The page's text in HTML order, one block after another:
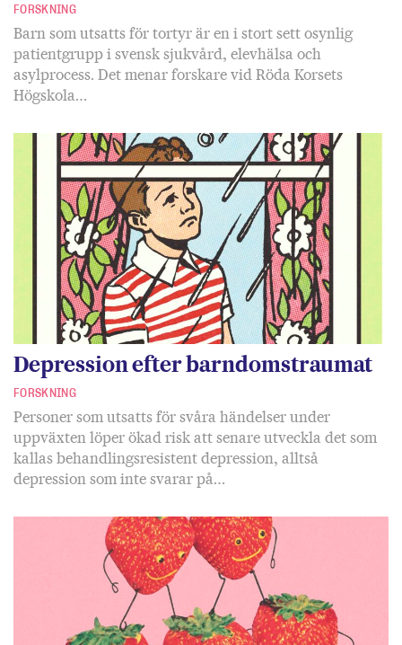
FORSKNING
Barn som utsatts för tortyr är en i stort sett osynlig
patientgrupp i svensk sjukvård, elevhälsa och
asylprocess. Det menar forskare vid Röda Korsets
Högskola…
Depression efter barndomstraumat
FORSKNING
Personer som utsatts för svåra händelser under
uppväxten löper ökad risk att senare utveckla det som
kallas behandlingsresistent depression, alltså
depression som inte svarar på…